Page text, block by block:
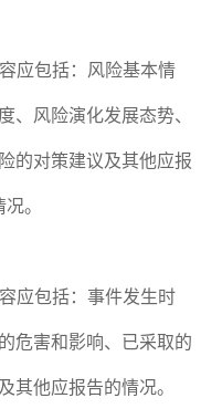
应包括：风险基本情
、风险演化发展态势、
的对策建议及其他应报
。
应包括：事件发生时
危害和影响、已采取的
其他应报告的情况。